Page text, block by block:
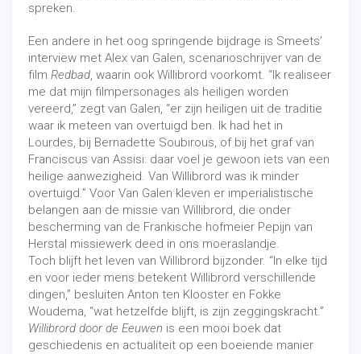
spreken.
Een andere in het oog springende bijdrage is Smeets’
interview met Alex van Galen, scenarioschrijver van de
film Redbad, waarin ook Willibrord voorkomt. “Ik realiseer
me dat mijn filmpersonages als heiligen worden
vereerd,” zegt van Galen, “er zijn heiligen uit de traditie
waar ik meteen van overtuigd ben. Ik had het in
Lourdes, bij Bernadette Soubirous, of bij het graf van
Franciscus van Assisi: daar voel je gewoon iets van een
heilige aanwezigheid. Van Willibrord was ik minder
overtuigd.” Voor Van Galen kleven er imperialistische
belangen aan de missie van Willibrord, die onder
bescherming van de Frankische hofmeier Pepijn van
Herstal missiewerk deed in ons moeraslandje.
Toch blijft het leven van Willibrord bijzonder. “In elke tijd
en voor ieder mens betekent Willibrord verschillende
dingen,” besluiten Anton ten Klooster en Fokke
Woudema, “wat hetzelfde blijft, is zijn zeggingskracht.”
Willibrord door de Eeuwen is een mooi boek dat
geschiedenis en actualiteit op een boeiende manier